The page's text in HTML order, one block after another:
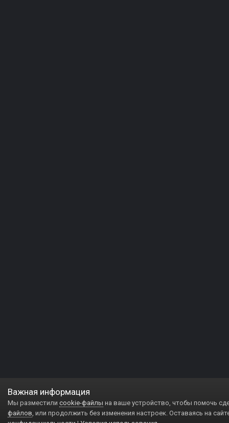
Важная информация
Мы разместили cookie-файлы на ваше устройство, чтобы помочь
файлов, или продолжить без изменения настроек. Оставаясь на